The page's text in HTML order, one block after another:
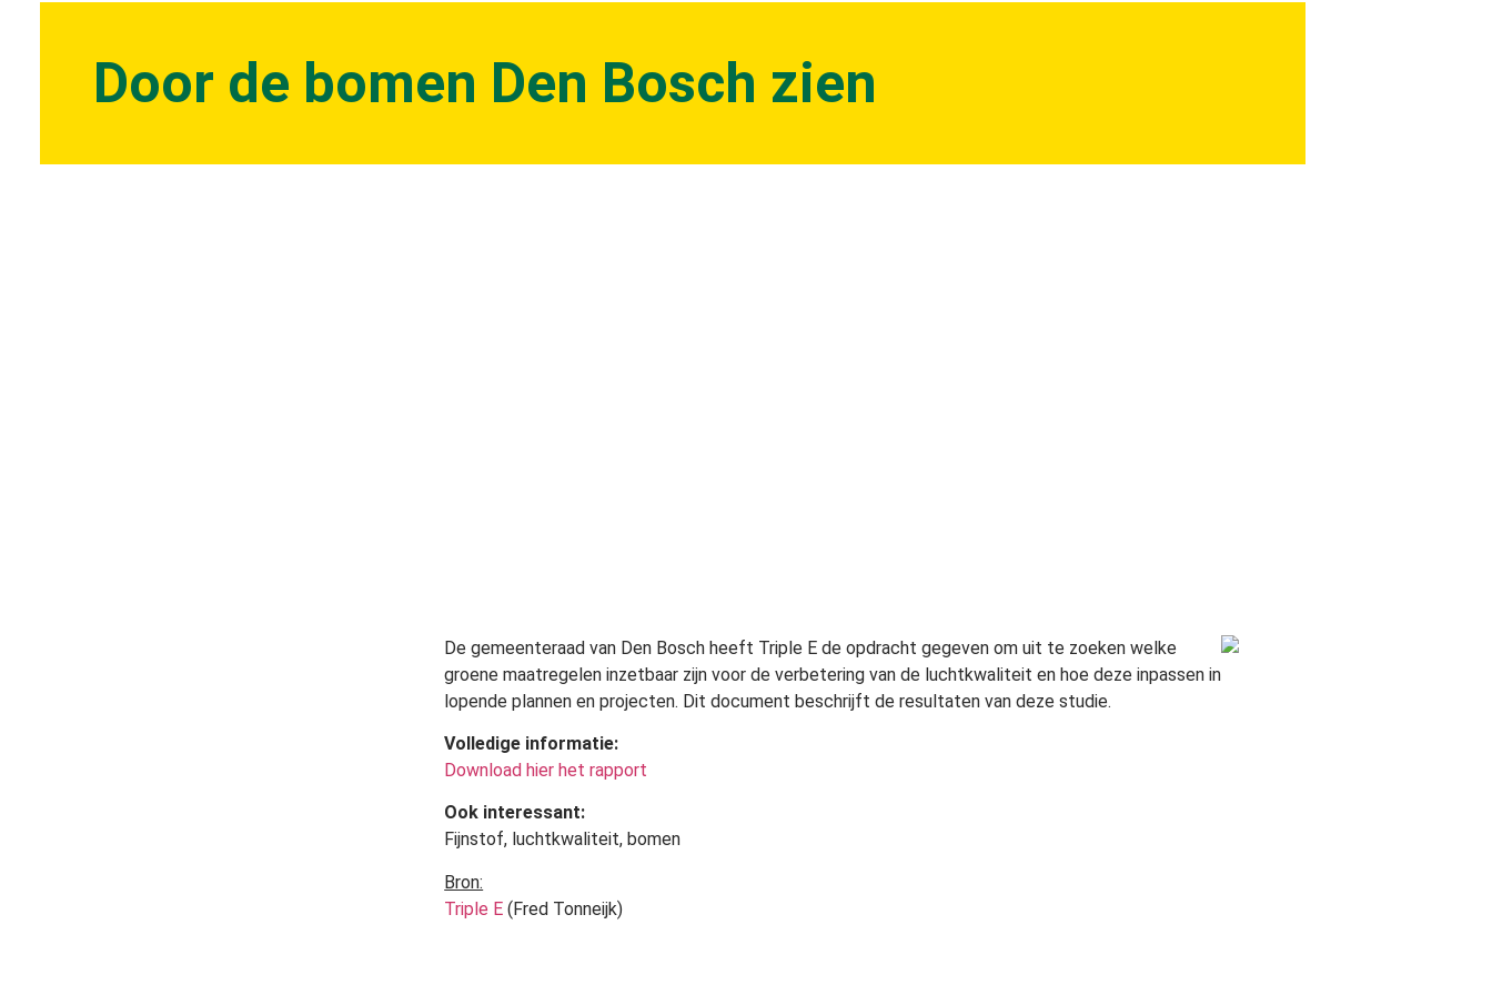
Door de bomen Den Bosch zien
De gemeenteraad van Den Bosch heeft Triple E de opdracht gegeven om uit te zoeken welke
groene maatregelen inzetbaar zijn voor de verbetering van de luchtkwaliteit en hoe deze inpassen in
lopende plannen en projecten. Dit document beschrijft de resultaten van deze studie.
Volledige informatie:
Download hier het rapport
Ook interessant:
Fijnstof, luchtkwaliteit, bomen
Bron:
Triple E (Fred Tonneijk)